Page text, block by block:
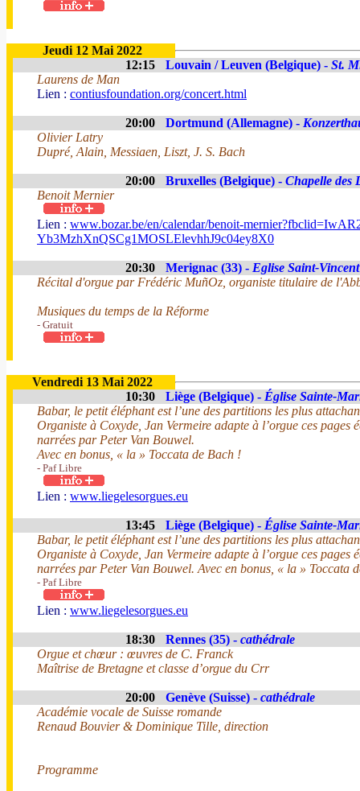
Jeudi 12 Mai 2022
12:15
Louvain / Leuven (Belgique) - St.
Laurens de Man
Lien : contiusfoundation.org/concert.html
20:00 Dortmund (Allemagne) -
Olivier Latry
Dupré, Alain, Messiaen, Liszt, J. S. Bach
20:00 Bruxelles (Belgique) - Chapelle des
Benoit Mernier
Lien : www.bozar.be/en/calendar/benoit-
Yb3MzhXnQSCg1MOSLElevhhJ9c04ey8X0
20:30 Merignac (33) - Eglise Saint-Vincent
Récital d'orgue par Frédéric MuñOz, organiste titulaire de
Musiques du temps de la Réforme
- Gratuit
Vendredi 13 Mai 2022
10:30
Liège (Belgique) - Église Sainte-
Babar, le petit éléphant est l’une des partitions les plus
Organiste à Coxyde, Jan Vermeire adapte à l’orgue ces
narrées par Peter Van Bouwel.
Avec en bonus, « la » Toccata de Bach !
- Paf Libre
Lien : www.liegelesorgues.eu
13:45 Liège (Belgique) - Église Sainte-
Babar, le petit éléphant est l’une des partitions les plus
Organiste à Coxyde, Jan Vermeire adapte à l’orgue ces
narrées par Peter Van Bouwel. Avec en bonus, « la » Toccata
- Paf Libre
Lien : www.liegelesorgues.eu
18:30 Rennes (35) - cathédrale
Orgue et chœur : œuvres de C. Franck
Maîtrise de Bretagne et classe d’orgue du Crr
20:00 Genève (Suisse) - cathédrale
Académie vocale de Suisse romande
Renaud Bouvier & Dominique Tille, direction
Programme